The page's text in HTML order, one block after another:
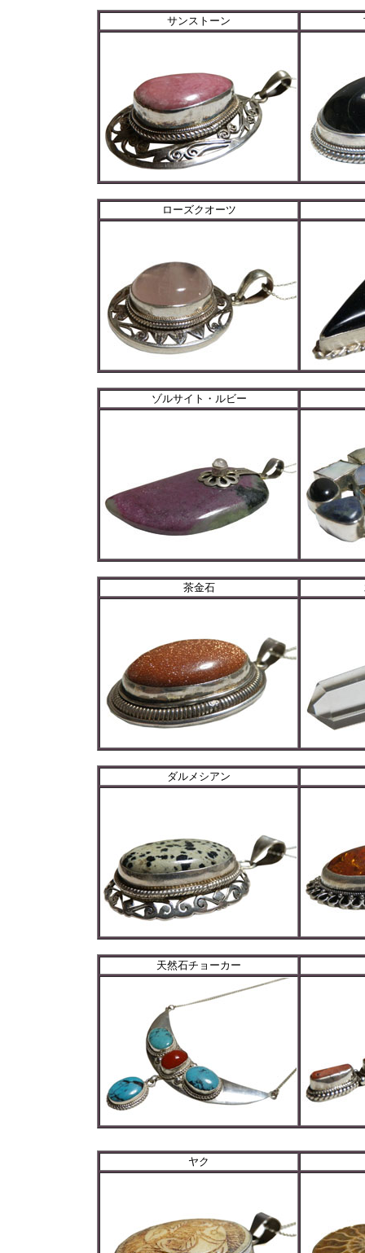
サンストーン
ローズクオーツ
ゾルサイト・ルビー
茶金石
ダルメシアン
天然石チョーカー
ヤク